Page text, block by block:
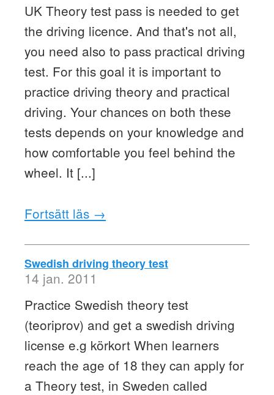
UK Theory test pass is needed to get
the driving licence. And that's not all,
you need also to pass practical driving
test. For this goal it is important to
practice driving theory and practical
driving. Your chances on both these
tests depends on your knowledge and
how comfortable you feel behind the
wheel. It [...]
Fortsätt läs →
Swedish driving theory test
14 jan. 2011
Practice Swedish theory test
(teoriprov) and get a swedish driving
license e.g körkort When learners
reach the age of 18 they can apply for
a Theory test, in Sweden called